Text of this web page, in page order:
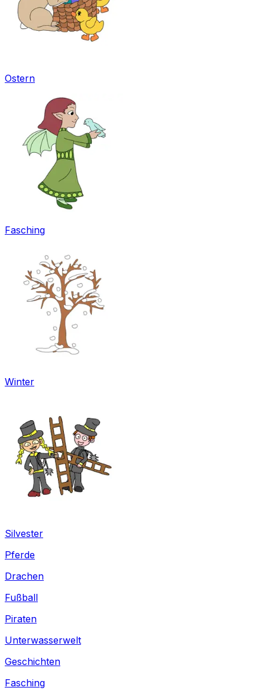
Ostern
Fasching
Winter
Silvester
Pferde
Drachen
Fußball
Piraten
Unterwasserwelt
Geschichten
Fasching